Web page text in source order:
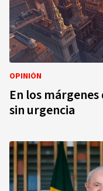
OPINIÓN
En los
sin urgencia